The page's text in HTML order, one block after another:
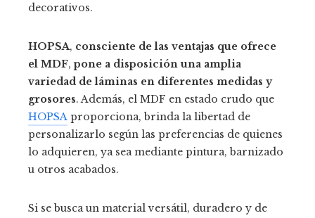
decorativos.
HOPSA, consciente de las ventajas que ofrece
el MDF,pone a disposición una amplia
variedad de láminas en diferentes medidas y
grosores. Además, el MDF en estado crudo que
HOPSA proporciona, brinda la libertad de
personalizarlo según las preferencias de quienes
lo adquieren, ya sea mediante pintura, barnizado
u otros acabados.
Si se busca un material versátil, duradero y de